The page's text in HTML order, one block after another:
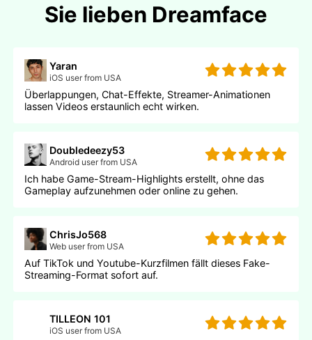
Sie lieben Dreamface
Yaran
iOS user from USA
Überlappungen, Chat-Effekte, Streamer-Animationen
lassen Videos erstaunlich echt wirken.
Doubledeezy53
Android user from USA
Ich habe Game-Stream-Highlights erstellt, ohne das
Gameplay aufzunehmen oder online zu gehen.
ChrisJo568
Web user from USA
Auf TikTok und Youtube-Kurzfilmen fällt dieses Fake-
Streaming-Format sofort auf.
TILLEON 101
iOS user from USA